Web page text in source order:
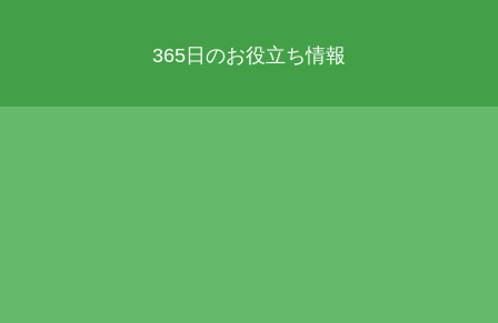
365日のお役立ち情報